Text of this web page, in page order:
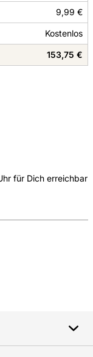
9,99 €
Kostenlos
153,75 €
für Dich erreichbar